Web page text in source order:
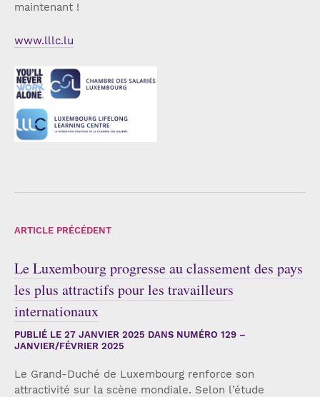
maintenant !
www.lllc.lu
ARTICLE PRÉCÉDENT
Le Luxembourg progresse au classement des pays
les plus attractifs pour les travailleurs
internationaux
PUBLIÉ LE 27 JANVIER 2025 DANS NUMÉRO 129 –
JANVIER/FÉVRIER 2025
Le Grand-Duché de Luxembourg renforce son
attractivité sur la scène mondiale. Selon l’étude